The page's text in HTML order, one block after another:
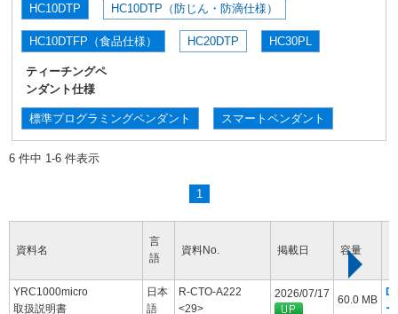
HC10DTP HC10DTP（防じん・防滴仕様）
HC10DTFP（食品仕様） HC20DTP HC30PL
ティーチングペ
ンダント仕様
標準プログラミングペンダント スマートペンダント
6 件中 1-6 件表示
1
資料名
言
語
資料No. 掲載日 容量
YRC1000micro
取扱説明書
日本
語
R-CTO-A222
<29>
2026/07/17 60.0 MB